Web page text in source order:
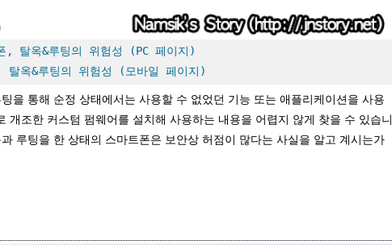
, 탈옥&루팅의 위험성 (PC 페이지)
탈옥&루팅의 위험성 (모바일 페이지)
을 통해 순정 상태에서는 사용할 수 없었던 기능 또는 애플리케이션을 사용
개조한 커스텀 펌웨어를 설치해 사용하는 내용을 어렵지 않게 찾을 수 있습니
루팅을 한 상태의 스마트폰은 보안상 허점이 많다는 사실을 알고 계시는가